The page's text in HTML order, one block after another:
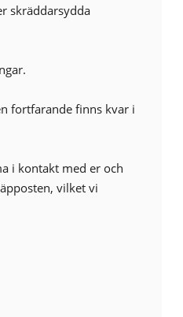
skräddarsydda
fortfarande finns kvar i
i kontakt med er och
vilket vi